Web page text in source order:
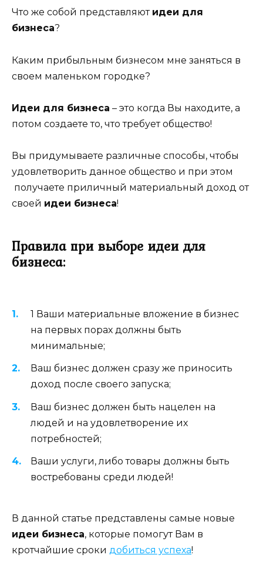
Что же собой представляют идеи для
бизнеса?
Каким прибыльным бизнесом мне заняться в
своем маленьком городке?
Идеи для бизнеса – это когда Вы находите, а
потом создаете то, что требует общество!
Вы придумываете различные способы, чтобы
удовлетворить данное общество и при этом
получаете приличный материальный доход от
своей идеи бизнеса!
Правила при выборе идеи для
бизнеса:
1 Ваши материальные вложение в бизнес
на первых порах должны быть
минимальные;
Ваш бизнес должен сразу же приносить
доход после своего запуска;
Ваш бизнес должен быть нацелен на
людей и на удовлетворение их
потребностей;
Ваши услуги, либо товары должны быть
востребованы среди людей!
В данной статье представлены самые новые
идеи бизнеса, которые помогут Вам в
кротчайшие сроки добиться успеха!